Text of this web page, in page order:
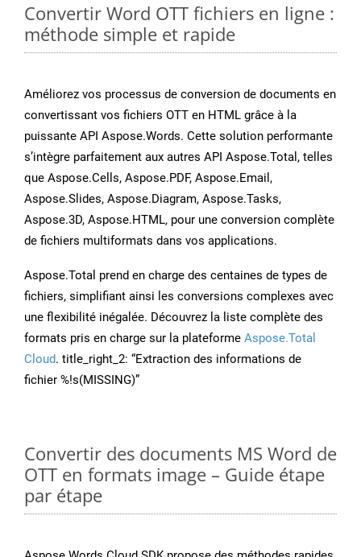
Convertir Word OTT fichiers en ligne :
méthode simple et rapide
Améliorez vos processus de conversion de documents en
convertissant vos fichiers OTT en HTML grâce à la
puissante API Aspose.Words. Cette solution performante
s’intègre parfaitement aux autres API Aspose.Total, telles
que Aspose.Cells, Aspose.PDF, Aspose.Email,
Aspose.Slides, Aspose.Diagram, Aspose.Tasks,
Aspose.3D, Aspose.HTML, pour une conversion complète
de fichiers multiformats dans vos applications.
Aspose.Total prend en charge des centaines de types de
fichiers, simplifiant ainsi les conversions complexes avec
une flexibilité inégalée. Découvrez la liste complète des
formats pris en charge sur la plateforme Aspose.Total
Cloud. title_right_2: “Extraction des informations de
fichier %!s(MISSING)”
Convertir des documents MS Word de
OTT en formats image – Guide étape
par étape